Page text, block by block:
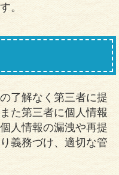
。
了解なく第三者に提
た第三者に個人情報
人情報の漏洩や再提
義務づけ、適切な管